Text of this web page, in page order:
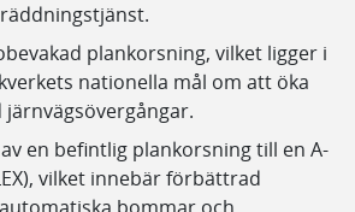
plankorsning, vilket ligger i
nationella mål om att öka
järnvägsövergångar.
en befintlig plankorsning till en A-
vilket innebär förbättrad